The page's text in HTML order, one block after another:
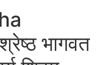
भागवत